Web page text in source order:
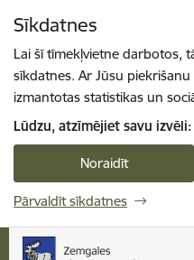
Sīkdatnes
Lai šī tīmekļvietne darbotos,
sīkdatnes. Ar Jūsu
izmantotas statistikas un
Lūdzu, atzīmējiet savu izvēli:
Noraidīt
Pārvaldīt sīkdatnes